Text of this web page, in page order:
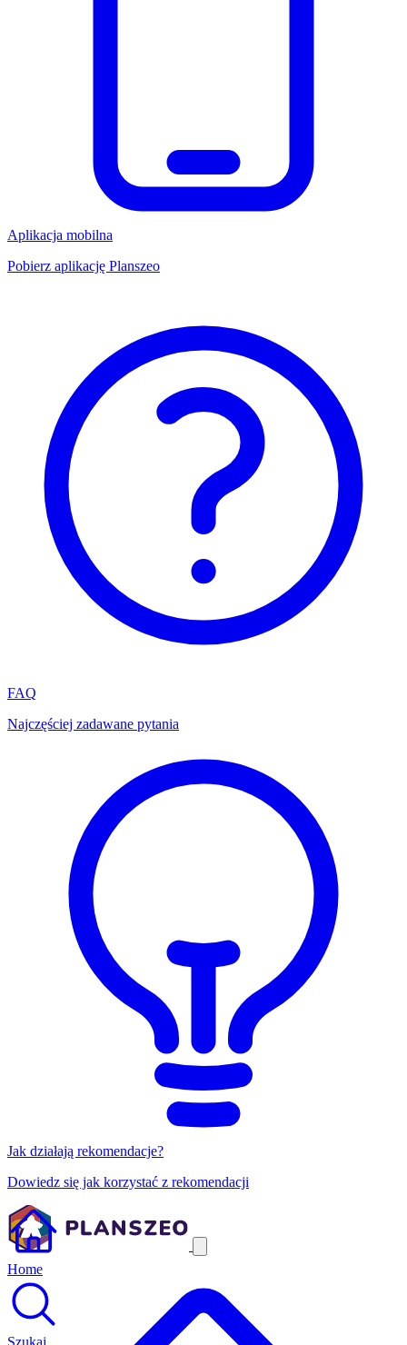
Aplikacja mobilna
Pobierz aplikację Planszeo
FAQ
Najczęściej zadawane pytania
Jak działają rekomendacje?
Dowiedz się jak korzystać z rekomendacji
Home
Szukaj